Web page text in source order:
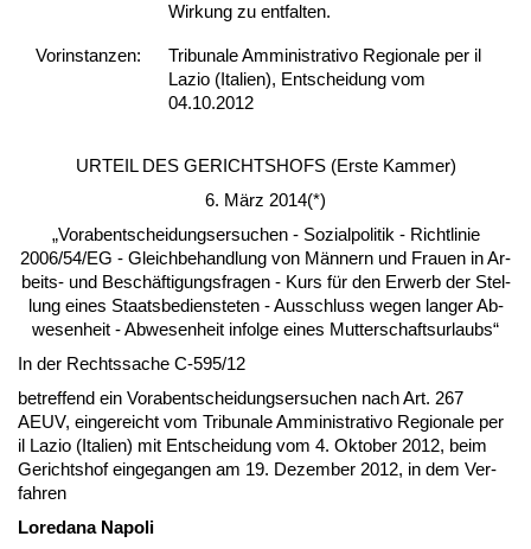
Wir­kung zu ent­fal­ten.
Vor­ins­tan­zen:
Tribunale Amministrativo Regionale per il
Lazio (Italien), Entscheidung vom
04.10.2012
UR­TEIL DES GERICH­TSHOFS (Ers­te Kam­mer)
6. März 2014(*)
„Vor­ab­ent­schei­dungs­er­su­chen - So­zi­al­po­li­tik - Richt­li­nie
2006/54/EG - Gleich­be­hand­lung von Männern und Frau­en in Ar­
beits- und Beschäfti­gungs­fra­gen - Kurs für den Er­werb der Stel­
lung ei­nes Staats­be­diens­te­ten - Aus­schluss we­gen lan­ger Ab­
we­sen­heit - Ab­we­sen­heit in­fol­ge ei­nes Mut­ter­schafts­ur­laubs“
In der Rechts­sa­che C-595/12
be­tref­fend ein Vor­ab­ent­schei­dungs­er­su­chen nach Art. 267
AEUV, ein­ge­reicht vom Tri­bu­na­le Ammi­nis­tra­tivo Re­gio­na­le per
il La­zio (Ita­li­en) mit Ent­schei­dung vom 4. Ok­to­ber 2012, beim
Ge­richts­hof ein­ge­gan­gen am 19. De­zem­ber 2012, in dem Ver­
fah­ren
Lo­re­da­na Na­po­li